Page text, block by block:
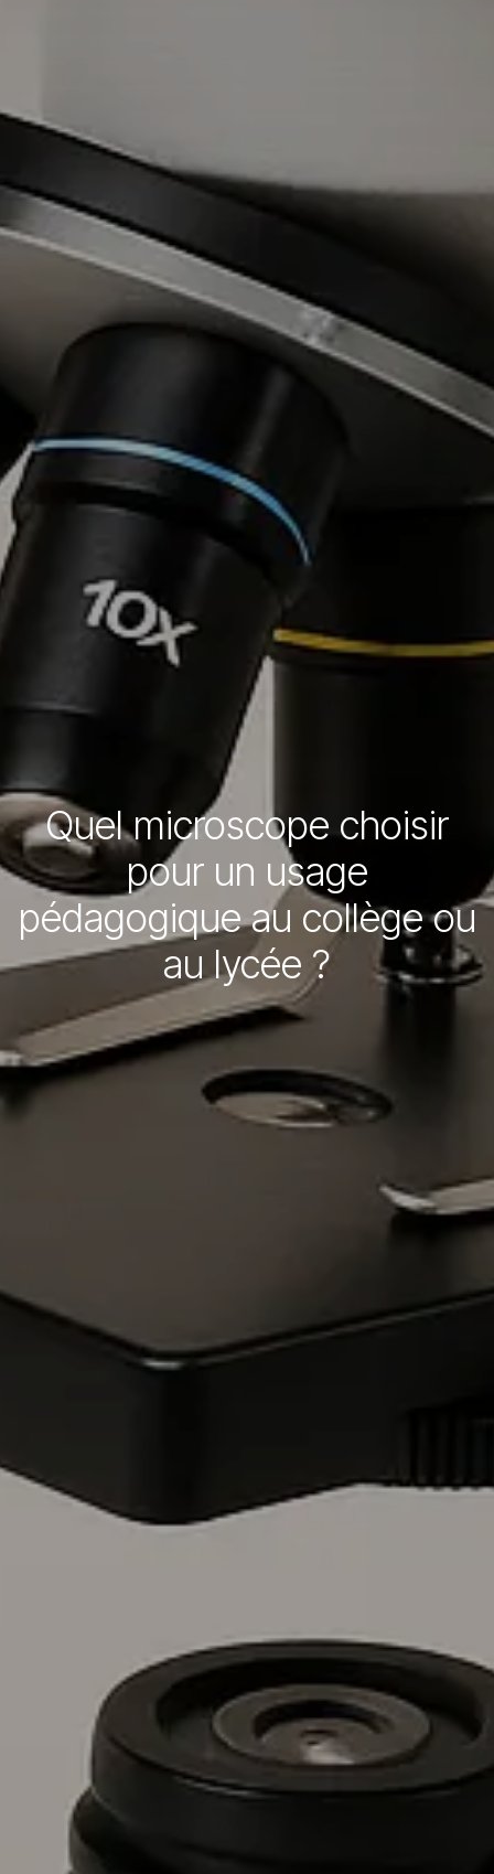
Quel microscope choisir
pour un usage
pédagogique au collège ou
au lycée ?